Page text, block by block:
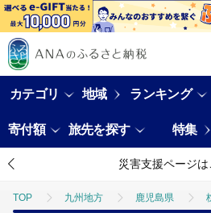
カテゴリ 地域 ランキング
寄付額 旅先を探す 特集
災害支援ページは
TOP 九州地方 鹿児島県